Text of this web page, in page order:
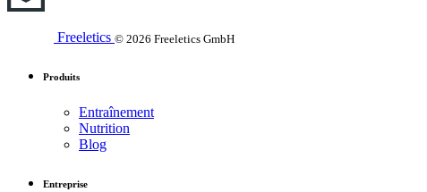
Freeletics © 2026 Freeletics GmbH
Produits
Entraînement
Nutrition
Blog
Entreprise